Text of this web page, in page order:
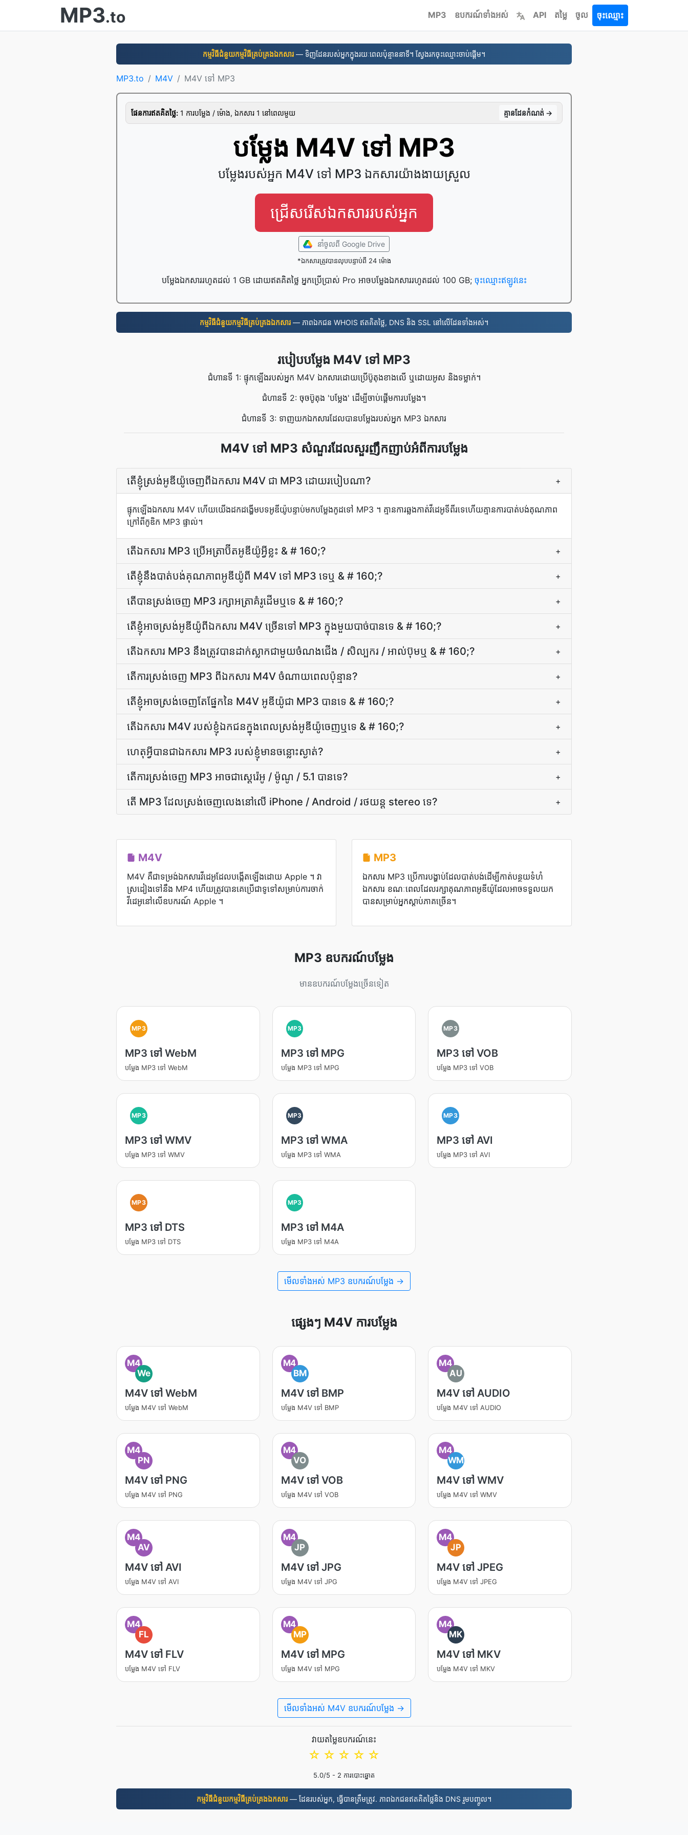
MP3.to MP3 ឧបករណ៍​ទាំងអស់ API តម្លៃ ចូល ចុះឈ្មោះ
កម្មវិធី​ជំនួយ​កម្មវិធី​គ្រប់គ្រង​ឯកសារ— ទិញដែនរបស់អ្នកក្នុងរយៈពេលប៉ុន្មាននាទី។ ស្វែងរកចុះឈ្មោះចាប់ផ្តើម។
MP3.to M4V M4V ទៅ MP3
ផែនការ​ឥត​គិត​ថ្លៃ: 1 ការ​បម្លែង / ម៉ោង, ឯកសារ 1 នៅ​ពេល​មួយ គ្មាន​ដែន​កំណត់ →
បម្លែង M4V ទៅ MP3
បម្លែងរបស់អ្នក M4V ទៅ MP3 ឯកសារយ៉ាងងាយស្រួល
ជ្រើសរើសឯកសាររបស់អ្នក
នាំចូល​ពី Google Drive
*ឯកសារត្រូវបានលុបបន្ទាប់ពី 24 ម៉ោង
បម្លែងឯកសាររហូតដល់ 1 GB ដោយឥតគិតថ្លៃ អ្នកប្រើប្រាស់ Pro អាចបម្លែងឯកសាររហូតដល់ 100 GB; ចុះឈ្មោះឥឡូវនេះ
កម្មវិធី​ជំនួយ​កម្មវិធី​គ្រប់គ្រង​ឯកសារ— ភាពឯកជន WHOIS ឥតគិតថ្លៃ, DNS និង SSL នៅលើដែនទាំងអស់។
របៀបបម្លែង M4V ទៅ MP3
ជំហានទី 1: ផ្ទុកឡើងរបស់អ្នក M4V ឯកសារដោយប្រើប៊ូតុងខាងលើ ឬដោយអូស និងទម្លាក់។
ជំហានទី 2: ចុចប៊ូតុង 'បម្លែង' ដើម្បីចាប់ផ្តើមការបម្លែង។
ជំហានទី 3: ទាញយកឯកសារដែលបានបម្លែងរបស់អ្នក MP3 ឯកសារ
M4V ទៅ MP3 សំណួរដែលសួរញឹកញាប់អំពីការបម្លែង
តើ​ខ្ញុំ​ស្រង់​អូឌីយ៉ូ​ចេញ​ពី​ឯកសារ M4V ជា MP3 ដោយ​របៀប​ណា? +
ផ្ទុកឡើងឯកសារ M4V ហើយយើងដកដង្ហើមបទអូឌីយ៉ូបន្ទាប់មកបម្លែងកូដទៅ MP3 ។ គ្មានការឆ្លងកាត់វីដេអូទីពីរទេហើយគ្មានការបាត់បង់គុណភាព
ក្រៅពីកូឌិក MP3 ផ្ទាល់។
តើ​ឯកសារ MP3 ប្រើ​អត្រាប៊ីត​អូឌីយ៉ូ​អ្វី​ខ្លះ & # 160;? +
តើ​ខ្ញុំ​នឹង​បាត់បង់​គុណភាព​អូឌីយ៉ូ​ពី M4V ទៅ MP3 ទេ​ឬ & # 160;? +
តើ​បាន​ស្រង់​ចេញ MP3 រក្សា​អត្រា​គំរូ​ដើម​ឬ​ទេ & # 160;? +
តើ​ខ្ញុំ​អាច​ស្រង់​អូឌីយ៉ូ​ពី​ឯកសារ M4V ច្រើន​ទៅ MP3 ក្នុង​មួយ​បាច់​បាន​ទេ & # 160;? +
តើ​ឯកសារ MP3 នឹង​ត្រូវ​បាន​ដាក់​ស្លាក​ជាមួយ​ចំណង​ជើង / សិល្បករ / អាល់ប៊ុម​ឬ & # 160;? +
តើ​ការ​ស្រង់​ចេញ MP3 ពី​ឯកសារ M4V ចំណាយ​ពេល​ប៉ុន្មាន​? +
តើ​ខ្ញុំ​អាច​ស្រង់​ចេញ​តែ​ផ្នែក​នៃ M4V អូឌីយ៉ូ​ជា MP3 បាន​ទេ & # 160;? +
តើ​ឯកសារ M4V របស់​ខ្ញុំ​ឯកជន​ក្នុង​ពេល​ស្រង់​អូឌីយ៉ូ​ចេញ​ឬ​ទេ & # 160;? +
ហេតុអ្វី​បានជា​ឯកសារ MP3 របស់​ខ្ញុំ​មាន​ចន្លោះ​ស្ងាត់​? +
តើការស្រង់ចេញ MP3 អាចជាស្តេរ៉េអូ / ម៉ូណូ / 5.1 បានទេ? +
តើ MP3 ដែលស្រង់ចេញលេងនៅលើ iPhone / Android / រថយន្ត stereo ទេ? +
M4V
M4V គឺជាទម្រង់ឯកសារវីដេអូដែលបង្កើតឡើងដោយ Apple ។ វា
ស្រដៀងទៅនឹង MP4 ហើយត្រូវបានគេប្រើជាទូទៅសម្រាប់ការចាក់
វីដេអូនៅលើឧបករណ៍ Apple ។
MP3
ឯកសារ MP3 ប្រើការបង្ហាប់ដែលបាត់បង់ដើម្បីកាត់បន្ថយទំហំ
ឯកសារ ខណៈពេលដែលរក្សាគុណភាពអូឌីយ៉ូដែលអាចទទួលយក
បានសម្រាប់អ្នកស្តាប់ភាគច្រើន។
MP3 ឧបករណ៍បម្លែង
មានឧបករណ៍បម្លែងច្រើនទៀត
MP3
MP3 ទៅ WebM
បម្លែង MP3 ទៅ WebM
MP3
MP3 ទៅ MPG
បម្លែង MP3 ទៅ MPG
MP3
MP3 ទៅ VOB
បម្លែង MP3 ទៅ VOB
MP3
MP3 ទៅ WMV
បម្លែង MP3 ទៅ WMV
MP3
MP3 ទៅ WMA
បម្លែង MP3 ទៅ WMA
MP3
MP3 ទៅ AVI
បម្លែង MP3 ទៅ AVI
MP3
MP3 ទៅ DTS
បម្លែង MP3 ទៅ DTS
MP3
MP3 ទៅ M4A
បម្លែង MP3 ទៅ M4A
មើល​ទាំងអស់ MP3 ឧបករណ៍បម្លែង →
ផ្សេងៗ M4V ការបម្លែង
M4
We
M4V ទៅ WebM
បម្លែង M4V ទៅ WebM
M4
BM
M4V ទៅ BMP
បម្លែង M4V ទៅ BMP
M4
AU
M4V ទៅ AUDIO
បម្លែង M4V ទៅ AUDIO
M4
PN
M4V ទៅ PNG
បម្លែង M4V ទៅ PNG
M4
VO
M4V ទៅ VOB
បម្លែង M4V ទៅ VOB
M4
WM
M4V ទៅ WMV
បម្លែង M4V ទៅ WMV
M4
AV
M4V ទៅ AVI
បម្លែង M4V ទៅ AVI
M4
JP
M4V ទៅ JPG
បម្លែង M4V ទៅ JPG
M4
JP
M4V ទៅ JPEG
បម្លែង M4V ទៅ JPEG
M4
FL
M4V ទៅ FLV
បម្លែង M4V ទៅ FLV
M4
MP
M4V ទៅ MPG
បម្លែង M4V ទៅ MPG
M4
MK
M4V ទៅ MKV
បម្លែង M4V ទៅ MKV
មើល​ទាំងអស់ M4V ឧបករណ៍បម្លែង →
វាយតម្លៃឧបករណ៍នេះ
☆
☆
☆
☆
☆
5.0/5 - 2 ការបោះឆ្នោត
កម្មវិធី​ជំនួយ​កម្មវិធី​គ្រប់គ្រង​ឯកសារ— ដែនរបស់អ្នក, ធ្វើបានត្រឹមត្រូវ. ភាពឯកជនឥតគិតថ្លៃនិង DNS រួមបញ្ចូល។